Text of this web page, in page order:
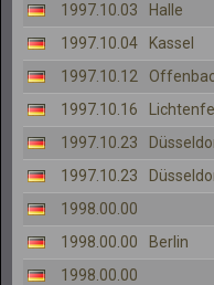
1997.10.03
Halle
1997.10.04
Kassel
1997.10.12
1997.10.16
1997.10.23
1997.10.23
1998.00.00
1998.00.00
Berlin
1998.00.00